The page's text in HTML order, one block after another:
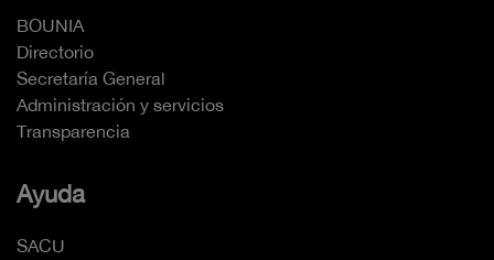
BOUNIA
Directorio
Secretaría General
Administración y servicios
Transparencia
Ayuda
SACU